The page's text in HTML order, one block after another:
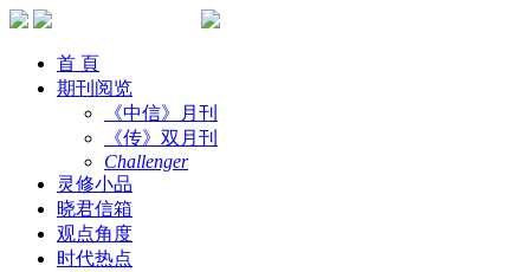
首 頁
期刊阅览
《中信》月刊
《传》双月刊
Challenger
灵修小品
晓君信箱
观点角度
时代热点